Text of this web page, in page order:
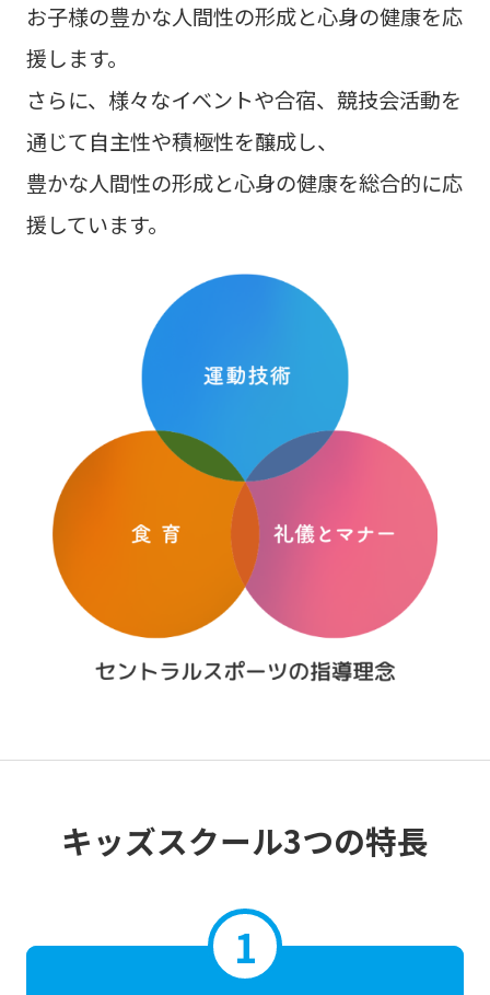
お子様の豊かな人間性の形成と心身の健康を応
援します。
さらに、様々なイベントや合宿、競技会活動を
通じて自主性や積極性を醸成し、
豊かな人間性の形成と心身の健康を総合的に応
援しています。
キッズスクール3つの特長